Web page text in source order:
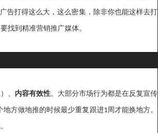
告打得这么大，这么密集，除非你也能这样去打
要找到精准营销推广媒体。
） 、 内容有效性。大部分市场行为都是在反复宣传
地方做地推的时候最少重复跟进1周才能换地方。
感。